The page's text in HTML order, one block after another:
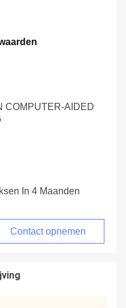
COMPUTER-AIDED
In 4 Maanden
Contact opnemen